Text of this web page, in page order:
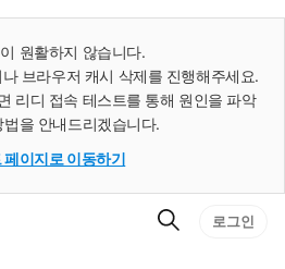
원활하지 않습니다.
브라우저 캐시 삭제를 진행해주세요.
리디 접속 테스트를 통해 원인을 파악
을 안내드리겠습니다.
페이지로 이동하기
검
로그인